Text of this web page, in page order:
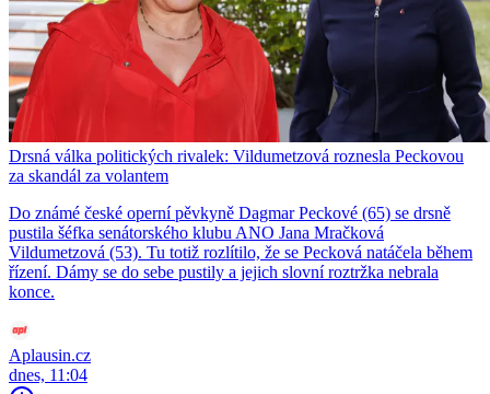
Drsná válka politických rivalek: Vildumetzová roznesla Peckovou
za skandál za volantem
Do známé české operní pěvkyně Dagmar Peckové (65) se drsně
pustila šéfka senátorského klubu ANO Jana Mračková
Vildumetzová (53). Tu totiž rozlítilo, že se Pecková natáčela během
řízení. Dámy se do sebe pustily a jejich slovní roztržka nebrala
konce.
Aplausin.cz
dnes, 11:04